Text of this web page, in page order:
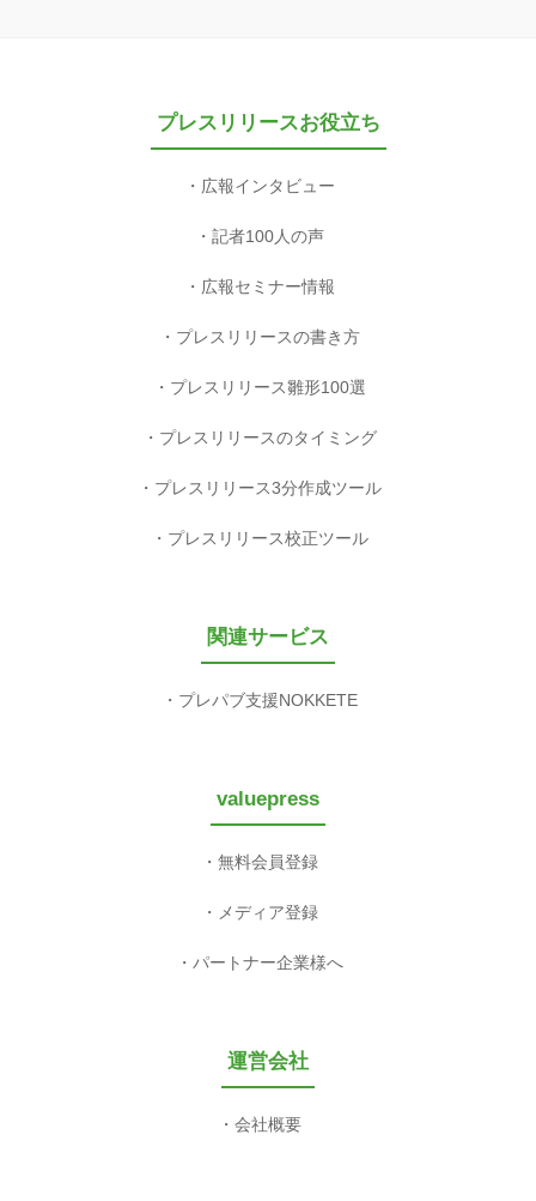
プレスリリースお役立ち
広報インタビュー
記者100人の声
広報セミナー情報
プレスリリースの書き方
プレスリリース雛形100選
プレスリリースのタイミング
プレスリリース3分作成ツール
プレスリリース校正ツール
関連サービス
プレパブ支援NOKKETE
valuepress
無料会員登録
メディア登録
パートナー企業様へ
運営会社
会社概要